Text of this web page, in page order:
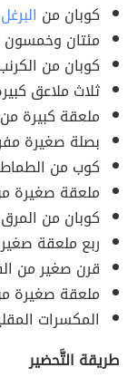
كوبان من البرغل
مئتان وخمسون
كوبان من
ثلاث ملاعق
ملعقة كبيرة
بصلة صغيرة
كوب من
ملعقة صغيرة
كوبان من المرق
ربع ملعقة
قرن صغير من
ملعقة صغيرة
المكسرات
طريقة التَّحضير